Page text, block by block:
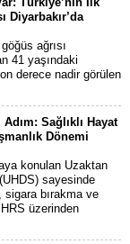
Diyarbakır’da
ağrısı
41 yaşındaki
derece nadir görülen
Sağlıklı Hayat
Dönemi
konulan Uzaktan
sayesinde
bırakma ve
üzerinden